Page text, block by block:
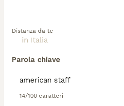
Distanza da te
Parola chiave
14/100 caratteri